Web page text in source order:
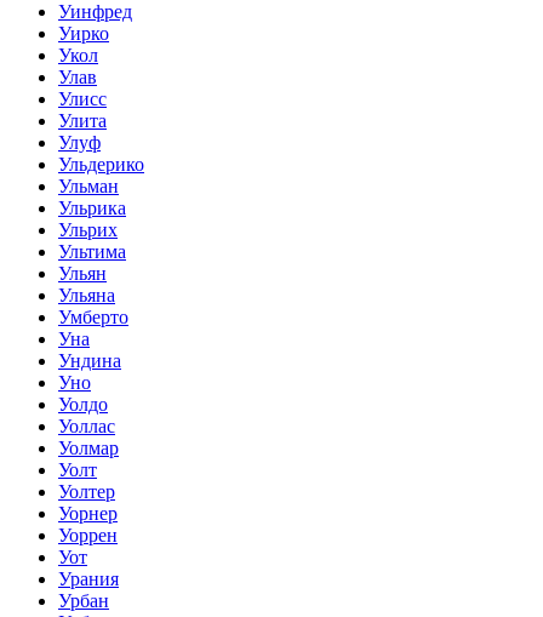
Уинфред
Уирко
Укол
Улав
Улисс
Улита
Улуф
Ульдерико
Ульман
Ульрика
Ульрих
Ультима
Ульян
Ульяна
Умберто
Уна
Ундина
Уно
Уолдо
Уоллас
Уолмар
Уолт
Уолтер
Уорнер
Уоррен
Уот
Урания
Урбан